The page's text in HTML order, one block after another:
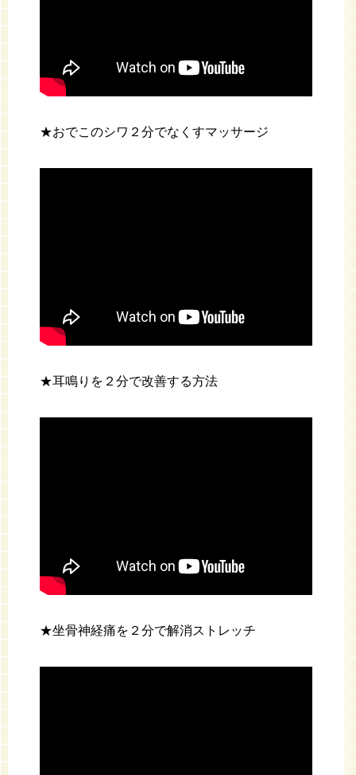
★おでこのシワ２分でなくすマッサージ
★耳鳴りを２分で改善する方法
★坐骨神経痛を２分で解消ストレッチ